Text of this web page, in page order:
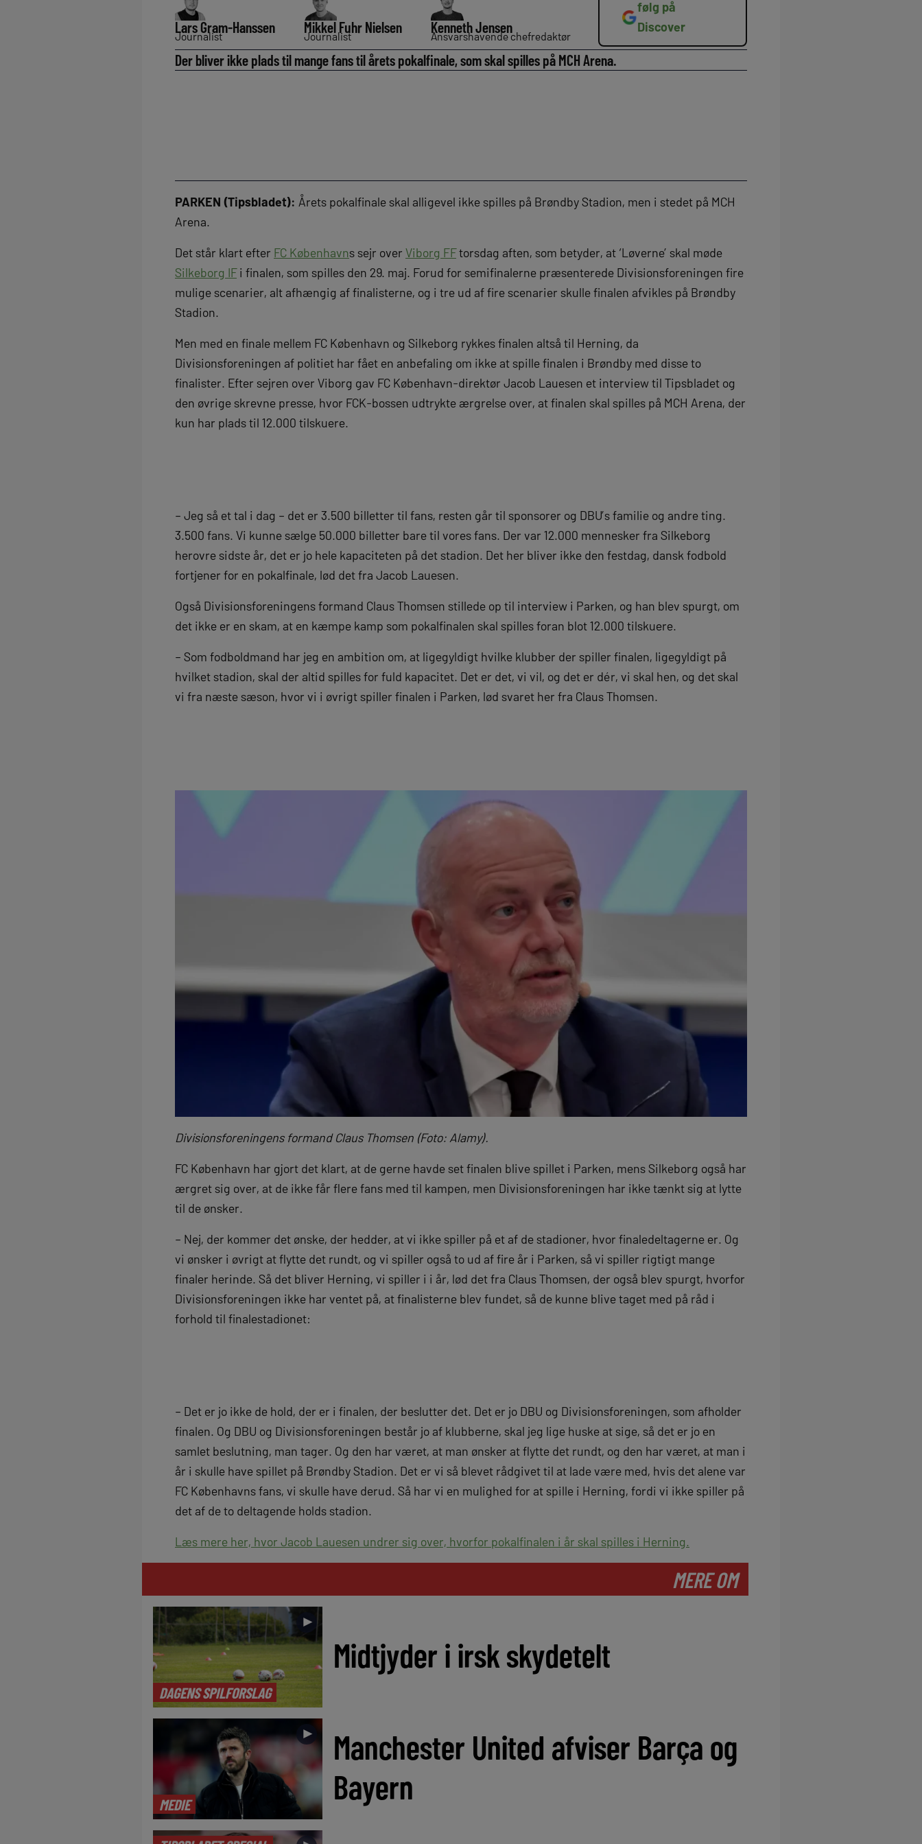
Lars Gram-Hanssen
Journalist
Mikkel Fuhr Nielsen
Journalist
Kenneth Jensen
Ansvarshavende chefredaktør
følg på
Discover
Der bliver ikke plads til mange fans til årets pokalfinale, som skal spilles på MCH Arena.
PARKEN (Tipsbladet): Årets pokalfinale skal alligevel ikke spilles på Brøndby Stadion, men i stedet på MCH
Arena.
Det står klart efter FC Københavns sejr over Viborg FFtorsdag aften, som betyder, at ‘Løverne’ skal møde
Silkeborg IFi finalen, som spilles den 29. maj. Forud for semifinalerne præsenterede Divisionsforeningen fire
mulige scenarier, alt afhængig af finalisterne, og i tre ud af fire scenarier skulle finalen afvikles på Brøndby
Stadion.
Men med en finale mellem FC København og Silkeborg rykkes finalen altså til Herning, da
Divisionsforeningen af politiet har fået en anbefaling om ikke at spille finalen i Brøndby med disse to
finalister. Efter sejren over Viborg gav FC København-direktør Jacob Lauesen et interview til Tipsbladet og
den øvrige skrevne presse, hvor FCK-bossen udtrykte ærgrelse over, at finalen skal spilles på MCH Arena, der
kun har plads til 12.000 tilskuere.
– Jeg så et tal i dag – det er 3.500 billetter til fans, resten går til sponsorer og DBU’s familie og andre ting.
3.500 fans. Vi kunne sælge 50.000 billetter bare til vores fans. Der var 12.000 mennesker fra Silkeborg
herovre sidste år, det er jo hele kapaciteten på det stadion. Det her bliver ikke den festdag, dansk fodbold
fortjener for en pokalfinale, lød det fra Jacob Lauesen.
Også Divisionsforeningens formand Claus Thomsen stillede op til interview i Parken, og han blev spurgt, om
det ikke er en skam, at en kæmpe kamp som pokalfinalen skal spilles foran blot 12.000 tilskuere.
– Som fodboldmand har jeg en ambition om, at ligegyldigt hvilke klubber der spiller finalen, ligegyldigt på
hvilket stadion, skal der altid spilles for fuld kapacitet. Det er det, vi vil, og det er dér, vi skal hen, og det skal
vi fra næste sæson, hvor vi i øvrigt spiller finalen i Parken, lød svaret her fra Claus Thomsen.
Divisionsforeningens formand Claus Thomsen (Foto: Alamy).
FC København har gjort det klart, at de gerne havde set finalen blive spillet i Parken, mens Silkeborg også har
ærgret sig over, at de ikke får flere fans med til kampen, men Divisionsforeningen har ikke tænkt sig at lytte
til de ønsker.
– Nej, der kommer det ønske, der hedder, at vi ikke spiller på et af de stadioner, hvor finaledeltagerne er. Og
vi ønsker i øvrigt at flytte det rundt, og vi spiller også to ud af fire år i Parken, så vi spiller rigtigt mange
finaler herinde. Så det bliver Herning, vi spiller i i år, lød det fra Claus Thomsen, der også blev spurgt, hvorfor
Divisionsforeningen ikke har ventet på, at finalisterne blev fundet, så de kunne blive taget med på råd i
forhold til finalestadionet:
– Det er jo ikke de hold, der er i finalen, der beslutter det. Det er jo DBU og Divisionsforeningen, som afholder
finalen. Og DBU og Divisionsforeningen består jo af klubberne, skal jeg lige huske at sige, så det er jo en
samlet beslutning, man tager. Og den har været, at man ønsker at flytte det rundt, og den har været, at man i
år i skulle have spillet på Brøndby Stadion. Det er vi så blevet rådgivet til at lade være med, hvis det alene var
FC Københavns fans, vi skulle have derud. Så har vi en mulighed for at spille i Herning, fordi vi ikke spiller på
det af de to deltagende holds stadion.
Læs mere her, hvor Jacob Lauesen undrer sig over, hvorfor pokalfinalen i år skal spilles i Herning.
MERE OM
DAGENS SPILFORSLAG
►
Midtjyder i irsk skydetelt
MEDIE
►
Manchester United afviser Barça og
Bayern